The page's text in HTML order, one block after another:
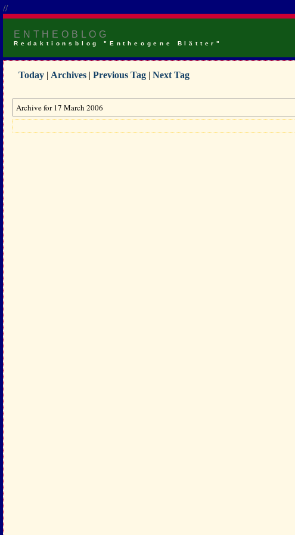
//
ENTHEOBLOG
Redaktionsblog "Entheogene Blätter"
Today | Archives | Previous Tag | Next Tag
Archive for 17 March 2006